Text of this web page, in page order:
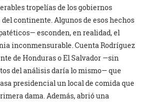
tropelías de los gobiernos
continente. Algunos de esos hechos
esconden, en realidad, el
inconmensurable. Cuenta Rodríguez
de Honduras o El Salvador —sin
del análisis daría lo mismo— que
presidencial un local de comida que
dama. Además, abrió una